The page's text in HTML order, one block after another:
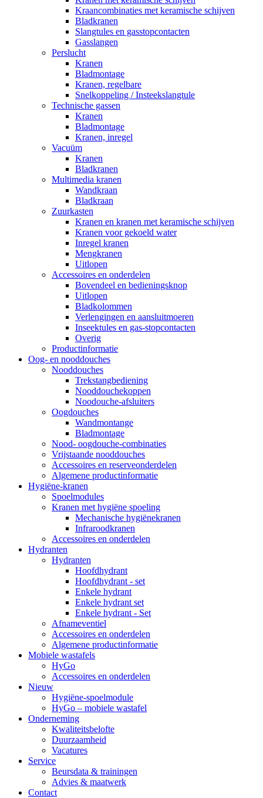
Kraancombinaties met keramische schijven
Bladkranen
Slangtules en gasstopcontacten
Gasslangen
Perslucht
Kranen
Bladmontage
Kranen, regelbare
Snelkoppeling / Insteekslangtule
Technische gassen
Kranen
Bladmontage
Kranen, inregel
Vacuüm
Kranen
Bladkranen
Multimedia kranen
Wandkraan
Bladkraan
Zuurkasten
Kranen en kranen met keramische schijven
Kranen voor gekoeld water
Inregel kranen
Mengkranen
Uitlopen
Accessoires en onderdelen
Bovendeel en bedieningsknop
Uitlopen
Bladkolommen
Verlengingen en aansluitmoeren
Inseektules en gas-stopcontacten
Overig
Productinformatie
Oog- en nooddouches
Nooddouches
Trekstangbediening
Nooddouchekoppen
Noodouche-afsluiters
Oogdouches
Wandmontange
Bladmontage
Nood- oogdouche-combinaties
Vrijstaande nooddouches
Accessoires en reserveonderdelen
Algemene productinformatie
Hygiëne-kranen
Spoelmodules
Kranen met hygiëne spoeling
Mechanische hygiënekranen
Infraroodkranen
Accessoires en onderdelen
Hydranten
Hydranten
Hoofdhydrant
Hoofdhydrant - set
Enkele hydrant
Enkele hydrant set
Enkele hydrant - Set
Afnameventiel
Accessoires en onderdelen
Algemene productinformatie
Mobiele wastafels
HyGo
Accessoires en onderdelen
Nieuw
Hygiëne-spoelmodule
HyGo – mobiele wastafel
Onderneming
Kwaliteitsbelofte
Duurzaamheid
Vacatures
Service
Beursdata & trainingen
Advies & maatwerk
Contact